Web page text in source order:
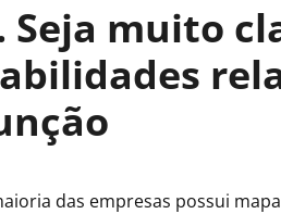
Seja muito
das empresas possui